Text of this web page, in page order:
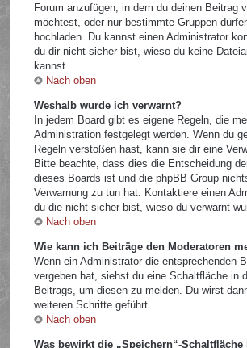
Forum anzufügen, in dem du deinen Beitrag
möchtest, oder nur bestimmte Gruppen
hochladen. Du kannst einen Administrator
du dir nicht sicher bist, wieso du keine
kannst.
Nach oben
Weshalb wurde ich verwarnt?
In jedem Board gibt es eigene Regeln, die
Administration festgelegt werden. Wenn du
Regeln verstoßen hast, kann sie dir eine
Bitte beachte, dass dies die Entscheidung
dieses Boards ist und die phpBB Group
Verwarnung zu tun hat. Kontaktiere einen
du die nicht sicher bist, wieso du verwarnt
Nach oben
Wie kann ich Beiträge den Moderatoren
Wenn ein Administrator die entsprechenden
vergeben hat, siehst du eine Schaltfläche in
Beitrags, um diesen zu melden. Du wirst
weiteren Schritte geführt.
Nach oben
Was bewirkt die „Speichern“-